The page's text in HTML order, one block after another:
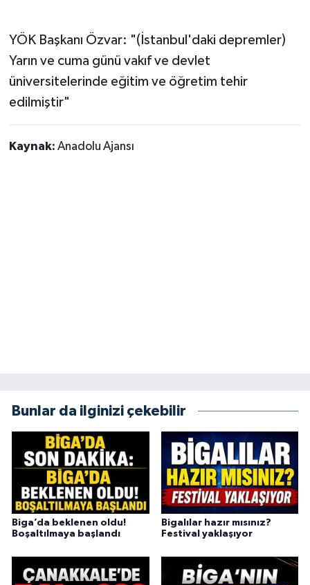
YÖK Başkanı Özvar: "(İstanbul'daki depremler)
Yarın ve cuma günü vakıf ve devlet
üniversitelerinde eğitim ve öğretim tehir
edilmiştir"
Kaynak: Anadolu Ajansı
Bunlar da ilginizi çekebilir
Biga’da beklenen oldu!
Boşaltılmaya başlandı
Bigalılar hazır mısınız?
Festival yaklaşıyor
Resmî ilanlar
Siyaset